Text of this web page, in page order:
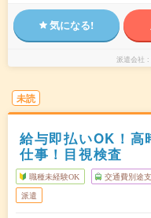
気になる!
派遣会社
未読
給与即払いOK！高
仕事！目視検査
職種未経験OK 交通費別途
派遣